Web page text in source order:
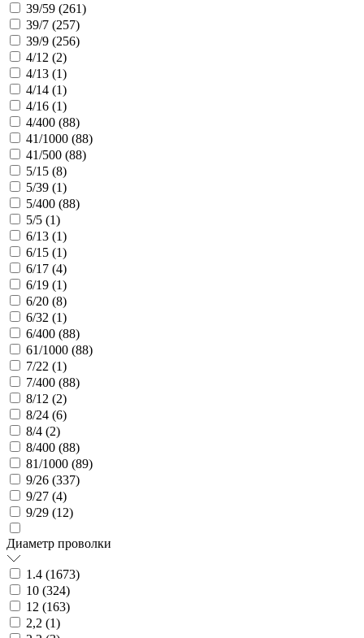
39/59 (261)
39/7 (257)
39/9 (256)
4/12 (2)
4/13 (1)
4/14 (1)
4/16 (1)
4/400 (88)
41/1000 (88)
41/500 (88)
5/15 (8)
5/39 (1)
5/400 (88)
5/5 (1)
6/13 (1)
6/15 (1)
6/17 (4)
6/19 (1)
6/20 (8)
6/32 (1)
6/400 (88)
61/1000 (88)
7/22 (1)
7/400 (88)
8/12 (2)
8/24 (6)
8/4 (2)
8/400 (88)
81/1000 (89)
9/26 (337)
9/27 (4)
9/29 (12)
Диаметр проволки
1.4 (1673)
10 (324)
12 (163)
2,2 (1)